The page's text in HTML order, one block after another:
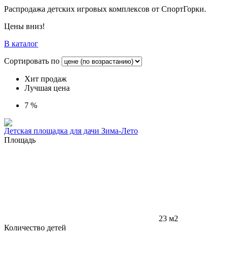
Распродажа детских игровых комплексов от СпортГорки.
Цены вниз!
В каталог
Сортировать по
Хит продаж
Лучшая цена
7 %
Детская площадка для дачи Зима-Лето
Площадь
23 м2
Количество детей